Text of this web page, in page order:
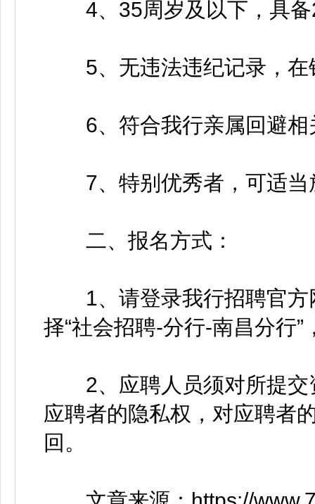
4、35周岁及以下，具备
5、无违法违纪记录，在
6、符合我行亲属回避相
7、特别优秀者，可适当
二、报名方式：
1、请登录我行招聘官方
择“社会招聘-分行-南昌分行
2、应聘人员须对所提交
应聘者的隐私权，对应聘者
回。